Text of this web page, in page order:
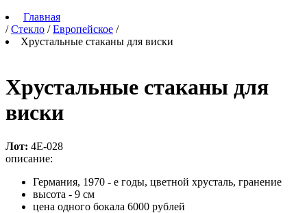
Главная
/ Стекло / Европейское /
Хрустальные стаканы для виски
Хрустальные стаканы для
виски
Лот: 4Е-028
описание:
Германия, 1970 - е годы, цветной хрусталь, гранение
высота - 9 см
цена одного бокала 6000 рублей